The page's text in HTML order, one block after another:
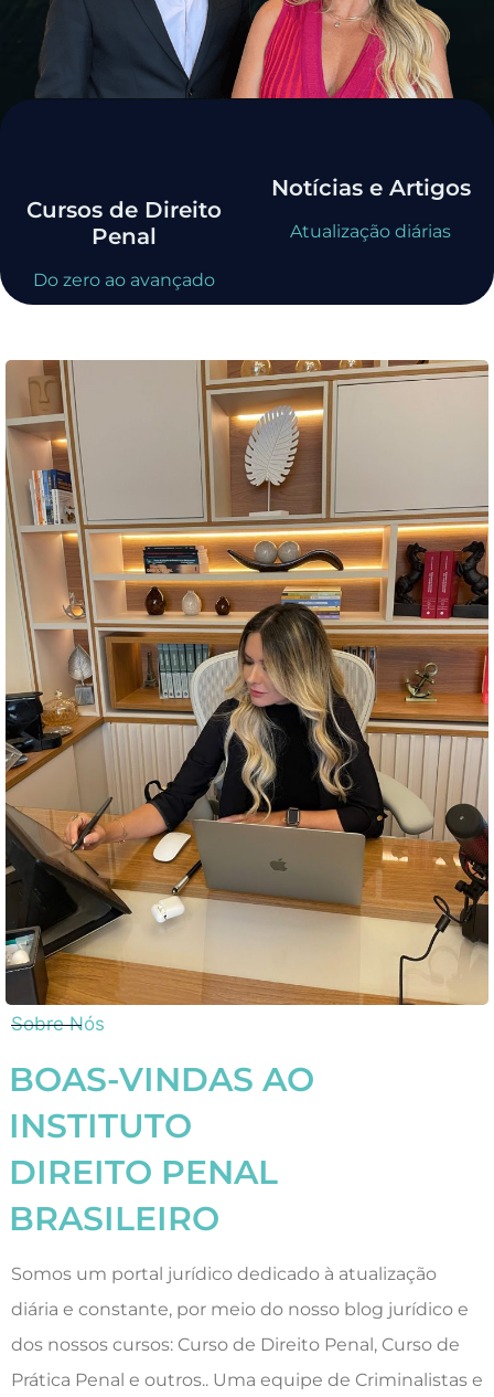
Cursos de Direito
Penal
Do zero ao avançado
Notícias e Artigos
Atualização diárias
Sobre Nós
BOAS-VINDAS AO
INSTITUTO
DIREITO PENAL
BRASILEIRO
Somos um portal jurídico dedicado à atualização
diária e constante, por meio do nosso blog jurídico e
dos nossos cursos: Curso de Direito Penal, Curso de
Prática Penal e outros.. Uma equipe de Criminalistas e